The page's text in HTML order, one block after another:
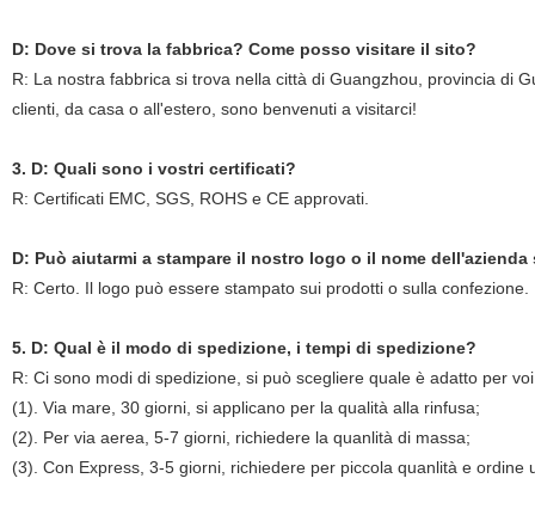
D: Dove si trova la fabbrica? Come posso visitare il sito?
R: La nostra fabbrica si trova nella città di Guangzhou, provincia di
clienti, da casa o all'estero, sono benvenuti a visitarci!
3. D: Quali sono i vostri certificati?
R: Certificati EMC, SGS, ROHS e CE approvati.
D: Può aiutarmi a stampare il nostro logo o il nome
R: Certo. Il logo può essere stampato sui prodotti o sulla confezione.
5. D: Qual è il modo di spedizione, i tempi di spedizione?
R: Ci sono modi di spedizione, si può scegliere quale è adatto per
(1). Via mare, 30 giorni, si applicano per la qualità alla rinfusa;
(2). Per via aerea, 5-7 giorni, richiedere la quanlità di massa;
(3). Con Express, 3-5 giorni, richiedere per piccola quanlità e ordine